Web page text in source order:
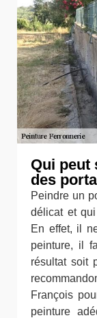
Qui peut
des
Peindre un
délicat et
En effet, il
peinture, il
résultat soit
François
peinture